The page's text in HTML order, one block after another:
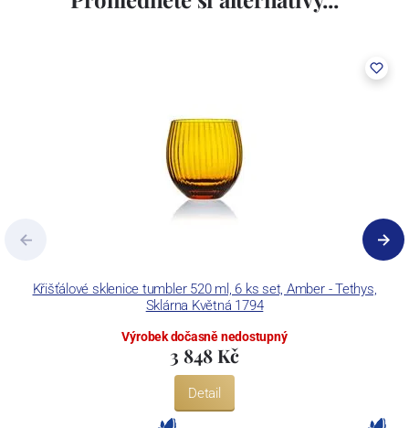
Křišťálové sklenice tumbler 520 ml, 6 ks set, Amber - Tethys,
Sklárna Květná 1794
Výrobek dočasně nedostupný
3 848 Kč
Detail